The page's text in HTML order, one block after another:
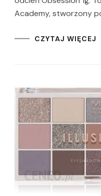
Academy, stworzony
CZYTAJ WIĘCEJ